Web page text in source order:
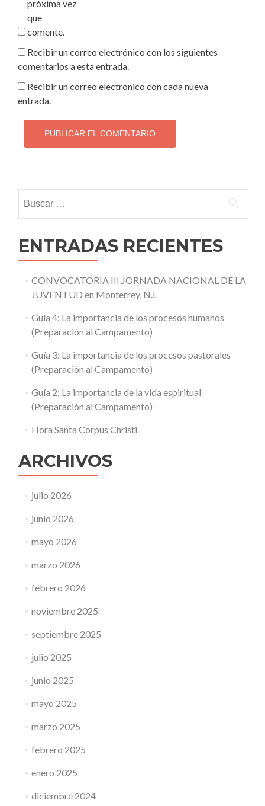
próxima vez
que
comente.
Recibir un correo electrónico con los siguientes
comentarios a esta entrada.
Recibir un correo electrónico con cada nueva
entrada.
ENTRADAS RECIENTES
CONVOCATORIA III JORNADA NACIONAL DE LA
JUVENTUD en Monterrey, N.L
Guía 4: La importancia de los procesos humanos
(Preparación al Campamento)
Guía 3: La importancia de los procesos pastorales
(Preparación al Campamento)
Guía 2: La importancia de la vida espiritual
(Preparación al Campamento)
Hora Santa Corpus Christi
ARCHIVOS
julio 2026
junio 2026
mayo 2026
marzo 2026
febrero 2026
noviembre 2025
septiembre 2025
julio 2025
junio 2025
mayo 2025
marzo 2025
febrero 2025
enero 2025
diciembre 2024